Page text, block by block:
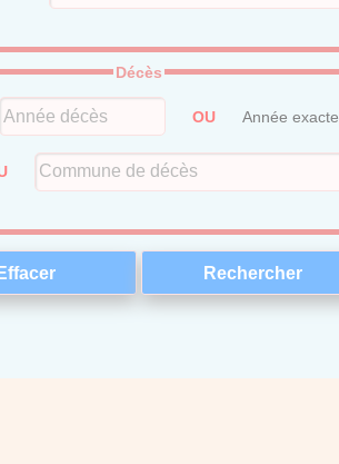
Décès
OU Année exacte